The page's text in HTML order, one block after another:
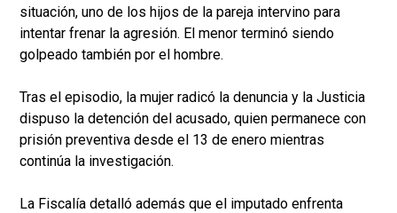
situación, uno de los hijos de la pareja intervino para
intentar frenar la agresión. El menor terminó siendo
golpeado también por el hombre.
Tras el episodio, la mujer radicó la denuncia y la Justicia
dispuso la detención del acusado, quien permanece con
prisión preventiva desde el 13 de enero mientras
continúa la investigación.
La Fiscalía detalló además que el imputado enfrenta